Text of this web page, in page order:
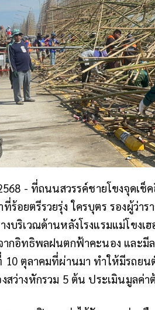
- ที่ถนนสวรรค์ชายโขงจุดเช็
ร้อยตรีรวยรุ่ง ใครบุตร รองผู้ว่า
งบริเวณด้านหลังโรงแรมแม่โขง
ากอิทธิพลฝนตกฟ้าคะนอง และมี
10 ตุลาคมที่ผ่านมา ทำให้มีรถยน
งสว่างหักรวม 5 ต้น ประเมินมูลค่